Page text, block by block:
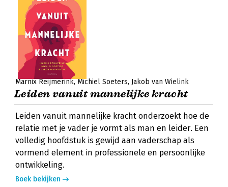
Marnix Reijmerink Michiel Soeters Jakob van Wielink
Leiden vanuit mannelijke kracht
Leiden vanuit mannelijke kracht onderzoekt hoe de
relatie met je vader je vormt als man en leider. Een
volledig hoofdstuk is gewijd aan vaderschap als
vormend element in professionele en persoonlijke
ontwikkeling.
Boek bekijken